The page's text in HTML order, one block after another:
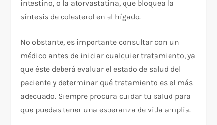
intestino, o la atorvastatina, que bloquea la
síntesis de colesterol en el hígado.
No obstante, es importante consultar con un
médico antes de iniciar cualquier tratamiento, ya
que éste deberá evaluar el estado de salud del
paciente y determinar qué tratamiento es el más
adecuado. Siempre procura cuidar tu salud para
que puedas tener una esperanza de vida amplia.